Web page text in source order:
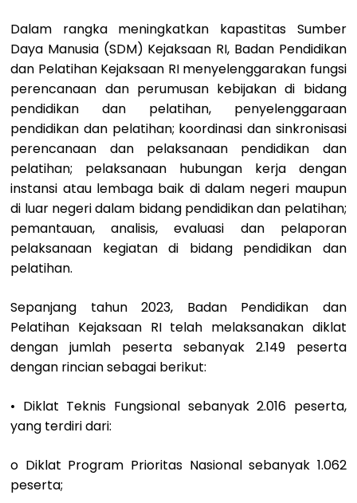
Dalam rangka meningkatkan kapastitas Sumber
Daya Manusia (SDM) Kejaksaan RI, Badan Pendidikan
dan Pelatihan Kejaksaan RI menyelenggarakan fungsi
perencanaan dan perumusan kebijakan di bidang
pendidikan dan pelatihan, penyelenggaraan
pendidikan dan pelatihan; koordinasi dan sinkronisasi
perencanaan dan pelaksanaan pendidikan dan
pelatihan; pelaksanaan hubungan kerja dengan
instansi atau lembaga baik di dalam negeri maupun
di luar negeri dalam bidang pendidikan dan pelatihan;
pemantauan, analisis, evaluasi dan pelaporan
pelaksanaan kegiatan di bidang pendidikan dan
pelatihan.
Sepanjang tahun 2023, Badan Pendidikan dan
Pelatihan Kejaksaan RI telah melaksanakan diklat
dengan jumlah peserta sebanyak 2.149 peserta
dengan rincian sebagai berikut:
• Diklat Teknis Fungsional sebanyak 2.016 peserta,
yang terdiri dari:
o Diklat Program Prioritas Nasional sebanyak 1.062
peserta;